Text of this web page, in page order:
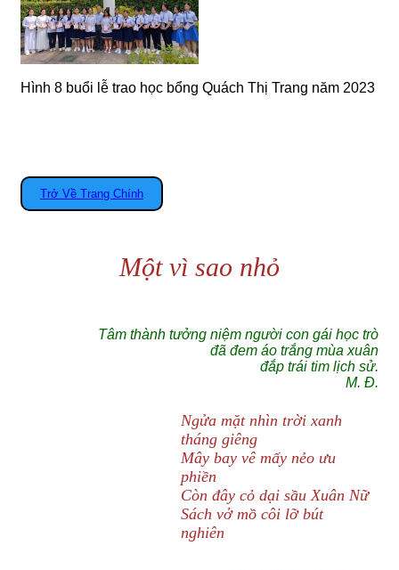
Hình 8 buổi lễ trao học bổng Quách Thị Trang năm 2023
Trở Về Trang Chính
Một vì sao nhỏ
Tâm thành tưởng niệm người con gái học trò
đã đem áo trắng mùa xuân
đắp trái tim lịch sử.
M. Đ.
Ngửa mặt nhìn trời xanh
tháng giêng
Mây bay vê mấy nẻo ưu
phiền
Còn đây cỏ dại sầu Xuân Nữ
Sách vở mồ côi lỡ bút
nghiên